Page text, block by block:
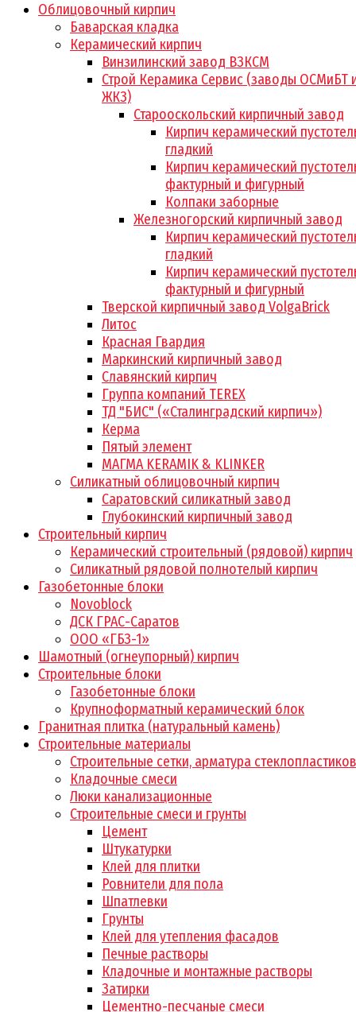
Облицовочный кирпич
Баварская кладка
Керамический кирпич
Винзилинский завод ВЗКСМ
Строй Керамика Сервис (заводы ОСМиБТ
ЖКЗ)
Старооскольский кирпичный завод
Кирпич керамический
гладкий
Кирпич керамический
фактурный и фигурный
Колпаки заборные
Железногорский кирпичный завод
Кирпич керамический
гладкий
Кирпич керамический
фактурный и фигурный
Тверской кирпичный завод VolgaBrick
Литос
Красная Гвардия
Маркинский кирпичный завод
Славянский кирпич
Группа компаний TEREX
ТД "БИС" («Сталинградский кирпич»)
Керма
Пятый элемент
МАГМА KERAMIK & KLINKER
Силикатный облицовочный кирпич
Саратовский силикатный завод
Глубокинский кирпичный завод
Строительный кирпич
Керамический строительный (рядовой) кирпич
Силикатный рядовой полнотелый кирпич
Газобетонные блоки
Novoblock
ДСК ГРАС-Саратов
ООО «ГБЗ-1»
Шамотный (огнеупорный) кирпич
Строительные блоки
Газобетонные блоки
Крупноформатный керамический блок
Гранитная плитка (натуральный камень)
Строительные материалы
Строительные сетки, арматура
Кладочные смеси
Люки канализационные
Строительные смеси и грунты
Цемент
Штукатурки
Клей для плитки
Ровнители для пола
Шпатлевки
Грунты
Клей для утепления фасадов
Печные растворы
Кладочные и монтажные растворы
Затирки
Цементно-песчаные смеси